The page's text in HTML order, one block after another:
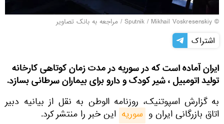
© Sputnik / Mikhail Voskresenskiy
/ مراجعه به بانک تصاویر
اشتراک
ایران آماده است که در سوریه در مدت زمان کوتاهی کارخانه
تولید اتومبیل ، شیر کودک و دارو برای بیماران سرطانی بسازد.
به گزارش اسپوتنیک، روزنامه الوطن به نقل از بیانیه دبیر
اتاق بازرگانی ایران و سوریه این خبر را منتشر کرد.